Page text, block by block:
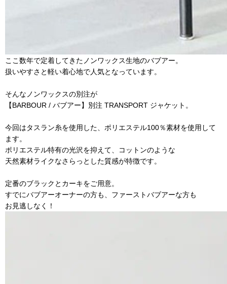
ここ数年で定着してきたノンワックス生地のバブアー。
扱いやすさと軽い着心地で人気となっています。
そんなノンワックスの別注が
【BARBOUR / バブアー】別注 TRANSPORT ジャケット。
今回はタスラン糸を使用した、ポリエステル100％素材を使用して
ます。
ポリエステル特有の光沢を抑えて、コットンのような
天然素材ライクなさらっとした質感が特徴です。
定番のブラックとカーキをご用意。
すでにバブアーオーナーの方も、ファーストバブアーな方も
お見逃しなく！